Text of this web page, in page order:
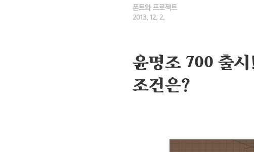
폰트와 프로젝트
2013. 12. 2.
윤명조 700 출
조건은?